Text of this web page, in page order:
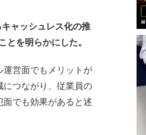
ャッシュレス化の推
を明らかにした。
営面でもメリットが
つながり、従業員の
でも効果があると述